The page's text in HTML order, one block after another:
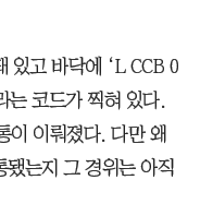
있고 바닥에 ‘L CCB 0
는 코드가 찍혀 있다.
이 이뤄졌다. 다만 왜
됐는지 그 경위는 아직